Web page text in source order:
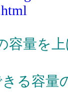
容量を
る容量